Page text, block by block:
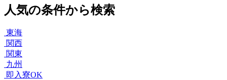
人気の条件から検索
東海
関西
関東
九州
即入寮OK